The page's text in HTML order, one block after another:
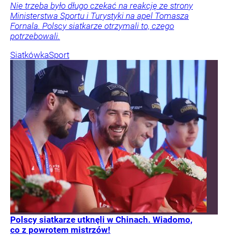
Nie trzeba było długo czekać na reakcję ze strony
Ministerstwa Sportu i Turystyki na apel Tomasza
Fornala. Polscy siatkarze otrzymali to, czego
potrzebowali.
SiatkówkaSport
Polscy siatkarze utknęli w Chinach. Wiadomo,
co z powrotem mistrzów!